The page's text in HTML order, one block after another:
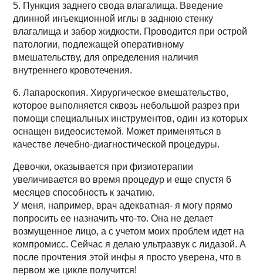
5. Пункция заднего свода влагалища. Введение
длинной инъекционной иглы в заднюю стенку
влагалища и забор жидкости. Проводится при острой
патологии, подлежащей оперативному
вмешательству, для определения наличия
внутреннего кровотечения.
6. Лапароскопия. Хирургическое вмешательство,
которое выполняется сквозь небольшой разрез при
помощи специальных инструментов, один из которых
оснащен видеосистемой. Может применяться в
качестве лечебно-диагностической процедуры.
Девочки, оказывается при физиотерапии
увеличивается во время процедур и еще спустя 6
месяцев способность к зачатию.
У меня, например, врач адекватная- я могу прямо
попросить ее назначить что-то. Она не делает
возмущенное лицо, а с учетом моих проблем идет на
компромисс. Сейчас я делаю ультразвук с лидазой. А
после прочтения этой инфы я просто уверена, что в
первом же цикле получится!